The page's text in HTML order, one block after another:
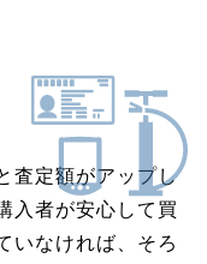
査定額がアップし
入者が安心して買
いなければ、そろ